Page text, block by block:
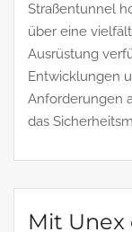
Straßentunnel
über eine
Ausrüstung
Entwicklungen
Anforderungen
das
Mit